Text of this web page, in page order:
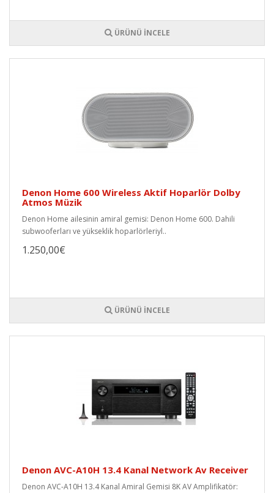
ÜRÜNÜ İNCELE
Denon Home 600 Wireless Aktif Hoparlör Dolby
Atmos Müzik
Denon Home ailesinin amiral gemisi: Denon Home 600. Dahili
subwooferları ve yükseklik hoparlörleriyl..
1.250,00€
ÜRÜNÜ İNCELE
Denon AVC-A10H 13.4 Kanal Network Av Receiver
Denon AVC-A10H 13.4 Kanal Amiral Gemisi 8K AV Amplifikatör: